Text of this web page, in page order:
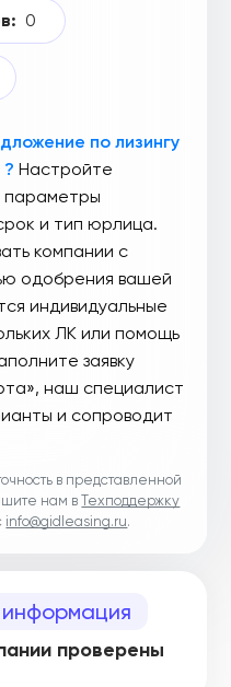
0
по лизингу
Настройте
параметры
и тип юрлица.
компании с
одобрения вашей
индивидуальные
ЛК или помощь
заявку
наш специалист
и сопроводит
в представленной
нам вТехподдержку
info@gidleasing.ru.
проверены